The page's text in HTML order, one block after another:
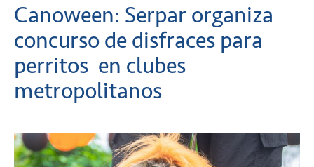
Canoween: Serpar organiza
concurso de disfraces para
perritos en clubes
metropolitanos